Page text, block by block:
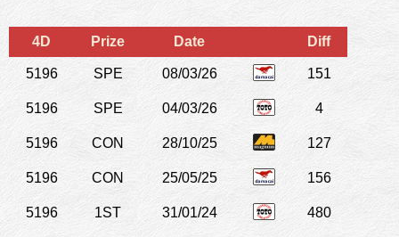
4D Prize Date Diff
5196 SPE 08/03/26 151
5196 SPE 04/03/26 4
5196 CON 28/10/25 127
5196 CON 25/05/25 156
5196 1ST 31/01/24 480